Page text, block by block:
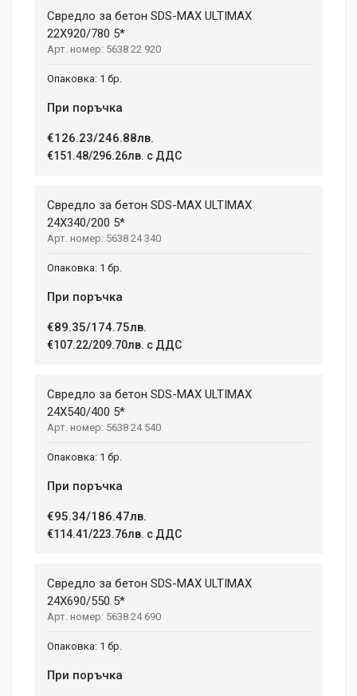
Свредло за бетон SDS-MAX ULTIMAX
22X920/780 5*
5638 22 920
1 бр.
При поръчка
€126.23/246.88лв.
€151.48/296.26лв. с ДДС
Свредло за бетон SDS-MAX ULTIMAX
24X340/200 5*
5638 24 340
1 бр.
При поръчка
€89.35/174.75лв.
€107.22/209.70лв. с ДДС
Свредло за бетон SDS-MAX ULTIMAX
24X540/400 5*
5638 24 540
1 бр.
При поръчка
€95.34/186.47лв.
€114.41/223.76лв. с ДДС
Свредло за бетон SDS-MAX ULTIMAX
24X690/550 5*
5638 24 690
1 бр.
При поръчка